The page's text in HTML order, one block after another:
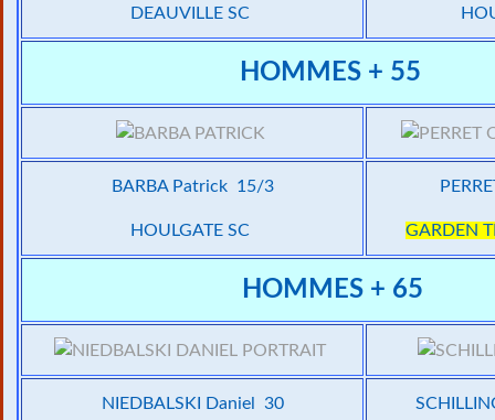
DEAUVILLE SC
HOMMES + 55
BARBA Patrick 15/3
HOULGATE SC GARDEN
HOMMES + 65
NIEDBALSKI Daniel 30